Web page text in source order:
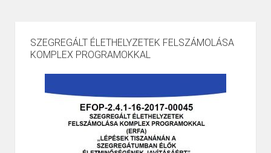
SZEGREGÁLT ÉLETHELYZETEK FELSZÁMOLÁSA
KOMPLEX PROGRAMOKKAL